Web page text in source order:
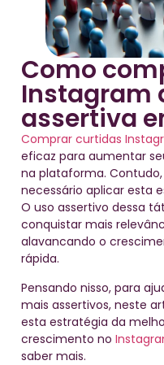
Como
Instagram
assertiva
Comprar curtidas
eficaz para aumentar
na plataforma.
necessário aplicar esta
O uso assertivo dessa
conquistar mais
alavancando o
rápida.
Pensando nisso, para
mais assertivos, neste
esta estratégia da
crescimento no
saber mais.